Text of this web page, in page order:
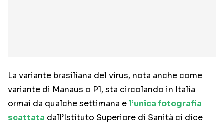
La variante brasiliana del virus, nota anche come
variante di Manaus o P1, sta circolando in Italia
ormai da qualche settimana e l’unica fotografia
scattata dall’Istituto Superiore di Sanità ci dice